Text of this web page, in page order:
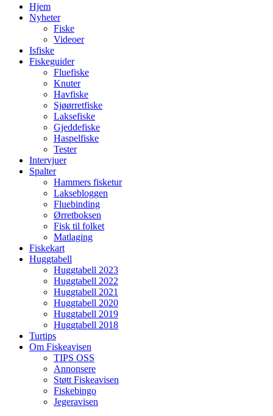
Hjem
Nyheter
Fiske
Videoer
Isfiske
Fiskeguider
Fluefiske
Knuter
Havfiske
Sjøørretfiske
Laksefiske
Gjeddefiske
Haspelfiske
Tester
Intervjuer
Spalter
Hammers fisketur
Laksebloggen
Fluebinding
Ørretboksen
Fisk til folket
Matlaging
Fiskekart
Huggtabell
Huggtabell 2023
Huggtabell 2022
Huggtabell 2021
Huggtabell 2020
Huggtabell 2019
Huggtabell 2018
Turtips
Om Fiskeavisen
TIPS OSS
Annonsere
Støtt Fiskeavisen
Fiskebingo
Jegeravisen